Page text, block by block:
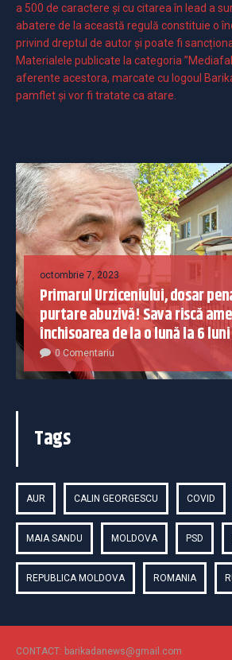
a 500 de caractere şi cu citarea în lead a
abatere de la această regulă constituie o
privind dreptul de autor și poate fi
Materialele publicate la categoria
aferente acestora, marcate cu logoul
pamflet și vor fi tratate ca atare.
octombrie 7, 2023
Primarul Urziceniului, dosar
purtare abuzivă! Sava riscă
închisoarea de la o lună la 6 luni
0 Comentariu
Tags
AUR CALIN GEORGESCU COVID
MAIA SANDU MOLDOVA PSD
REPUBLICA MOLDOVA ROMANIA
CONTACT: barikadanews@gmail.com